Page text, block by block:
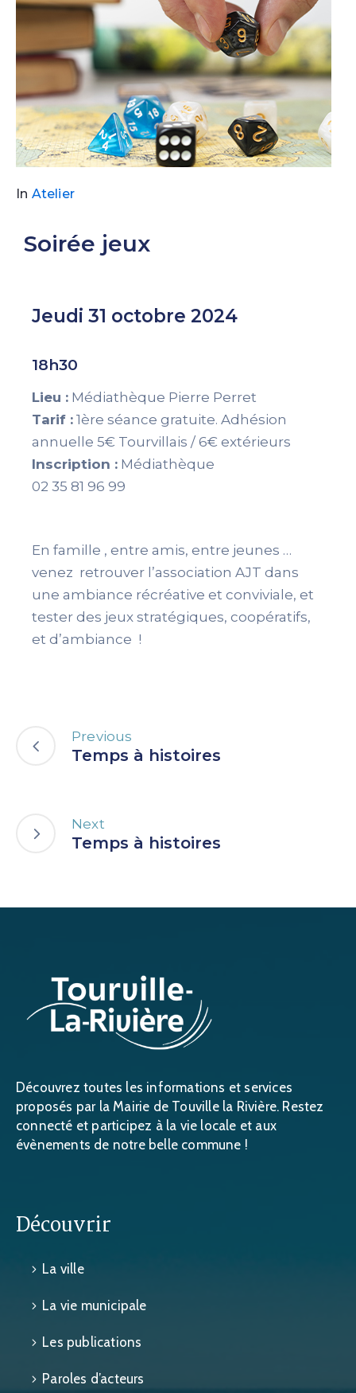
In Atelier
Soirée jeux
Jeudi 31 octobre 2024
18h30
Lieu : Médiathèque Pierre Perret
Tarif : 1ère séance gratuite. Adhésion
annuelle 5€ Tourvillais / 6€ extérieurs
Inscription : Médiathèque
02 35 81 96 99
En famille , entre amis, entre jeunes …
venez retrouver l’association AJT dans
une ambiance récréative et conviviale, et
tester des jeux stratégiques, coopératifs,
et d’ambiance !
Previous
Temps à histoires
Next
Temps à histoires
Découvrez toutes les informations et services
proposés par la Mairie de Touville la Rivière. Restez
connecté et participez à la vie locale et aux
évènements de notre belle commune !
Découvrir
La ville
La vie municipale
Les publications
Paroles d’acteurs